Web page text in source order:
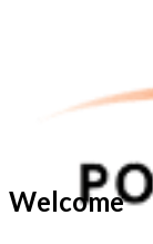
Welcome